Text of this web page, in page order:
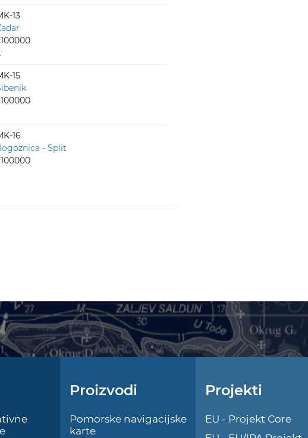
13
15
16
- Split
Proizvodi
Pomorske navigacijske
karte
Projekti
EU - Projekt Core